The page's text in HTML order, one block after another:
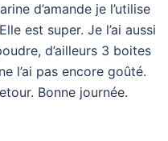
d’amande je l’utilise
est super. Je l’ai aussi
d’ailleurs 3 boites
l’ai pas encore goûté.
Bonne journée.